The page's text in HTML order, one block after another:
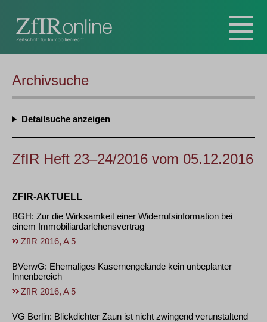
Archivsuche
Detailsuche
ZfIR Heft 23–24/2016 vom 05.12.2016
ZFIR-AKTUELL
BGH: Zur die Wirksamkeit einer Widerrufsinformation bei
einem Immobiliardarlehensvertrag
ZfIR 2016, A 5
BVerwG: Ehemaliges Kasernengelände kein unbeplanter
Innenbereich
ZfIR 2016, A 5
VG Berlin: Blickdichter Zaun ist nicht zwingend verunstaltend